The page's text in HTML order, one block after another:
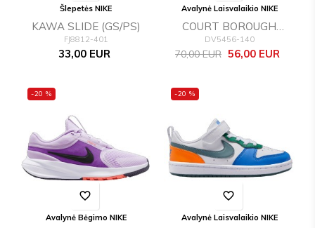
Šlepetės NIKE
KAWA SLIDE (GS/PS)
FJ8812-401
Kaina
33,00 EUR
Avalynė Laisvalaikio NIKE
COURT BOROUGH
LOW RECRAFT (GS)
DV5456-140
Bazinė
70,00 EUR Kaina
56,00 EUR
-20 %
favorite_border
Avalynė Bėgimo NIKE
-20 %
favorite_border
Avalynė Laisvalaikio NIKE